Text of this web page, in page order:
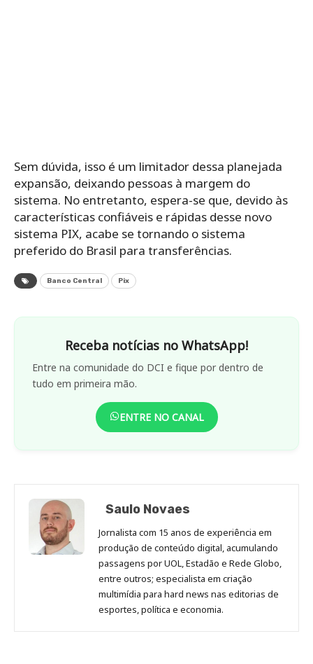
Sem dúvida, isso é um limitador dessa planejada
expansão, deixando pessoas à margem do
sistema. No entretanto, espera-se que, devido às
características confiáveis ​​e rápidas desse novo
sistema PIX, acabe se tornando o sistema
preferido do Brasil para transferências.
Banco Central Pix
Receba notícias no WhatsApp!
Entre na comunidade do DCI e fique por dentro de
tudo em primeira mão.
ENTRE NO CANAL
Saulo Novaes
Jornalista com 15 anos de experiência em
produção de conteúdo digital, acumulando
passagens por UOL, Estadão e Rede Globo,
entre outros; especialista em criação
multimídia para hard news nas editorias de
esportes, política e economia.